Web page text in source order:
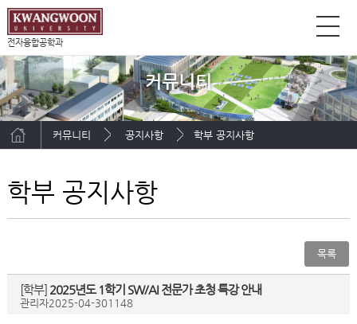
전자융합공학과
커뮤니티
커뮤니티 공지사항 학부 공지사항
학부 공지사항
목록
[학부] 2025년도 1학기 SW/AI 전문가 초청 특강 안내
관리자2025-04-30 1148